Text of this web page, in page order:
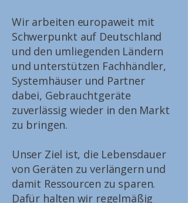
Wir arbeiten europaweit mit
Schwerpunkt auf Deutschland
und den umliegenden Ländern
und unterstützen Fachhändler,
Systemhäuser und Partner
dabei, Gebrauchtgeräte
zuverlässig wieder in den Markt
zu bringen.
Unser Ziel ist, die Lebensdauer
von Geräten zu verlängern und
damit Ressourcen zu sparen.
Dafür halten wir regelmäßig